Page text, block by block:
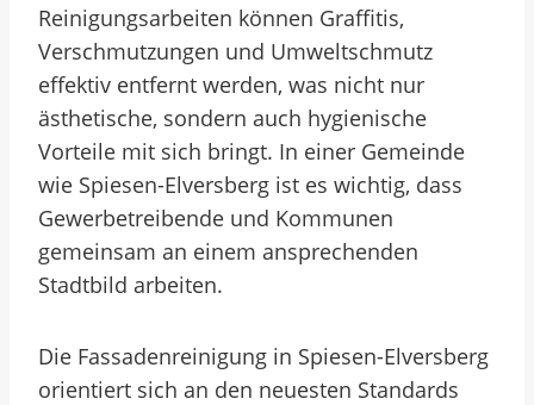
Reinigungsarbeiten können Graffitis,
Verschmutzungen und Umweltschmutz
effektiv entfernt werden, was nicht nur
ästhetische, sondern auch hygienische
Vorteile mit sich bringt. In einer Gemeinde
wie Spiesen-Elversberg ist es wichtig, dass
Gewerbetreibende und Kommunen
gemeinsam an einem ansprechenden
Stadtbild arbeiten.
Die Fassadenreinigung in Spiesen-Elversberg
orientiert sich an den neuesten Standards